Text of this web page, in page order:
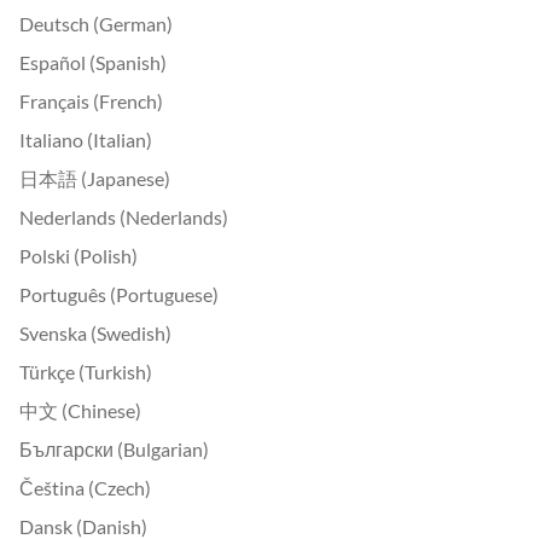
Deutsch (German)
Español (Spanish)
Français (French)
Italiano (Italian)
日本語 (Japanese)
Nederlands (Nederlands)
Polski (Polish)
Português (Portuguese)
Svenska (Swedish)
Türkçe (Turkish)
中文 (Chinese)
Български (Bulgarian)
Čeština (Czech)
Dansk (Danish)